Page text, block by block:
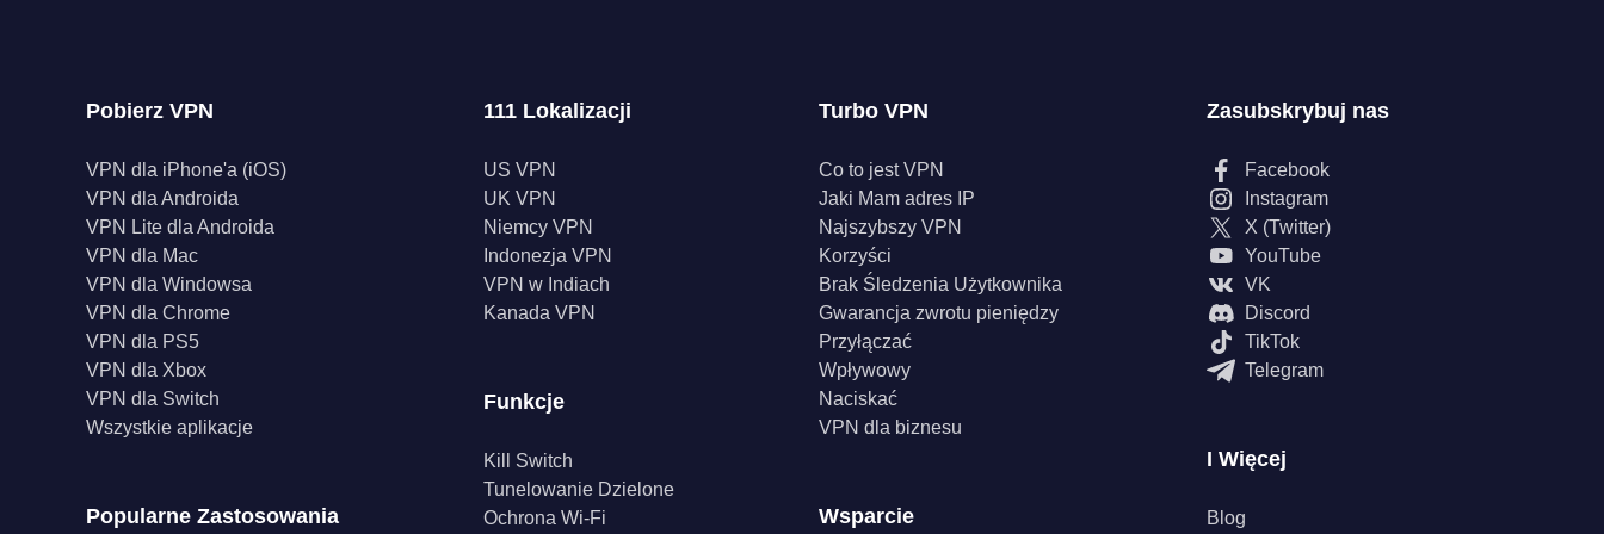
Pobierz VPN
VPN dla iPhone'a (iOS)
VPN dla Androida
VPN Lite dla Androida
VPN dla Mac
VPN dla Windowsa
VPN dla Chrome
VPN dla PS5
VPN dla Xbox
VPN dla Switch
Wszystkie aplikacje
Popularne Zastosowania
111 Lokalizacji
US VPN
UK VPN
Niemcy VPN
Indonezja VPN
VPN w Indiach
Kanada VPN
Funkcje
Kill Switch
Tunelowanie Dzielone
Ochrona Wi-Fi
Turbo VPN
Co to jest VPN
Jaki Mam adres IP
Najszybszy VPN
Korzyści
Brak Śledzenia Użytkownika
Gwarancja zwrotu pieniędzy
Przyłączać
Wpływowy
Naciskać
VPN dla biznesu
Wsparcie
Zasubskrybuj nas
Facebook
Instagram
X (Twitter)
YouTube
VK
Discord
TikTok
Telegram
I Więcej
Blog